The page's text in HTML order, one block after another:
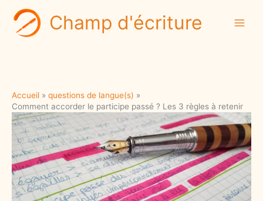
contenu
Champ d'écriture
Accueil
questions de langue(s)
Comment accorder le participe passé ? Les 3 règles à retenir